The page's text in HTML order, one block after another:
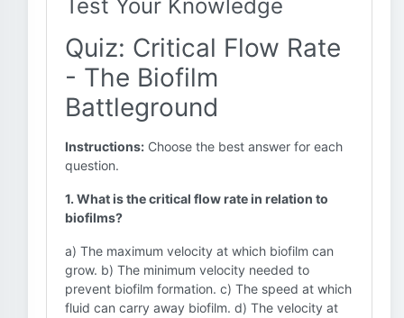
Test Your Knowledge
Quiz: Critical Flow Rate
- The Biofilm
Battleground
Instructions: Choose the best answer for each
question.
1. What is the critical flow rate in relation to
biofilms?
a) The maximum velocity at which biofilm can
grow. b) The minimum velocity needed to
prevent biofilm formation. c) The speed at which
fluid can carry away biofilm. d) The velocity at